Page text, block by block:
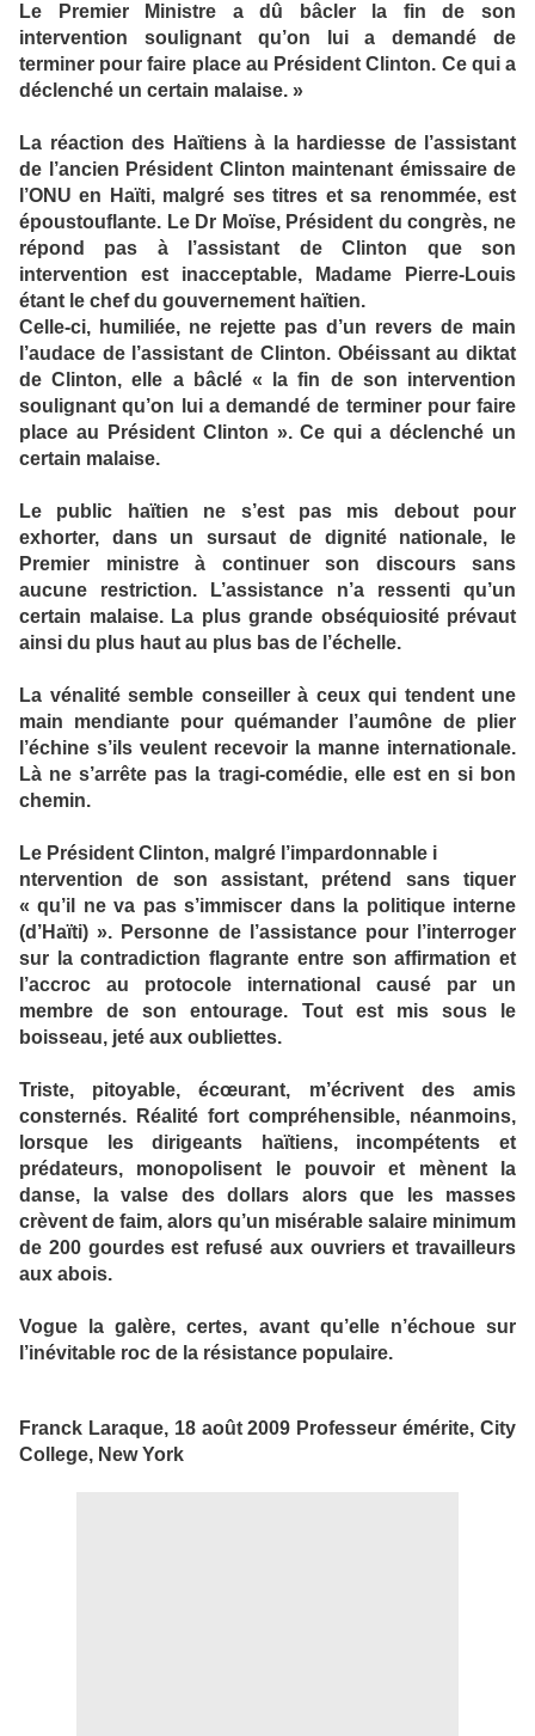
Le Premier Ministre a dû bâcler la fin de son
intervention soulignant qu’on lui a demandé de
terminer pour faire place au Président Clinton. Ce qui a
déclenché un certain malaise. »
La réaction des Haïtiens à la hardiesse de l’assistant
de l’ancien Président Clinton maintenant émissaire de
l’ONU en Haïti, malgré ses titres et sa renommée, est
époustouflante. Le Dr Moïse, Président du congrès, ne
répond pas à l’assistant de Clinton que son
intervention est inacceptable, Madame Pierre-Louis
étant le chef du gouvernement haïtien.
Celle-ci, humiliée, ne rejette pas d’un revers de main
l’audace de l’assistant de Clinton. Obéissant au diktat
de Clinton, elle a bâclé « la fin de son intervention
soulignant qu’on lui a demandé de terminer pour faire
place au Président Clinton ». Ce qui a déclenché un
certain malaise.
Le public haïtien ne s’est pas mis debout pour
exhorter, dans un sursaut de dignité nationale, le
Premier ministre à continuer son discours sans
aucune restriction. L’assistance n’a ressenti qu’un
certain malaise. La plus grande obséquiosité prévaut
ainsi du plus haut au plus bas de l’échelle.
La vénalité semble conseiller à ceux qui tendent une
main mendiante pour quémander l’aumône de plier
l’échine s’ils veulent recevoir la manne internationale.
Là ne s’arrête pas la tragi-comédie, elle est en si bon
chemin.
Le Président Clinton, malgré l’impardonnable i
ntervention de son assistant, prétend sans tiquer
« qu’il ne va pas s’immiscer dans la politique interne
(d’Haïti) ». Personne de l’assistance pour l’interroger
sur la contradiction flagrante entre son affirmation et
l’accroc au protocole international causé par un
membre de son entourage. Tout est mis sous le
boisseau, jeté aux oubliettes.
Triste, pitoyable, écœurant, m’écrivent des amis
consternés. Réalité fort compréhensible, néanmoins,
lorsque les dirigeants haïtiens, incompétents et
prédateurs, monopolisent le pouvoir et mènent la
danse, la valse des dollars alors que les masses
crèvent de faim, alors qu’un misérable salaire minimum
de 200 gourdes est refusé aux ouvriers et travailleurs
aux abois.
Vogue la galère, certes, avant qu’elle n’échoue sur
l’inévitable roc de la résistance populaire.
Franck Laraque, 18 août 2009 Professeur émérite, City
College, New York